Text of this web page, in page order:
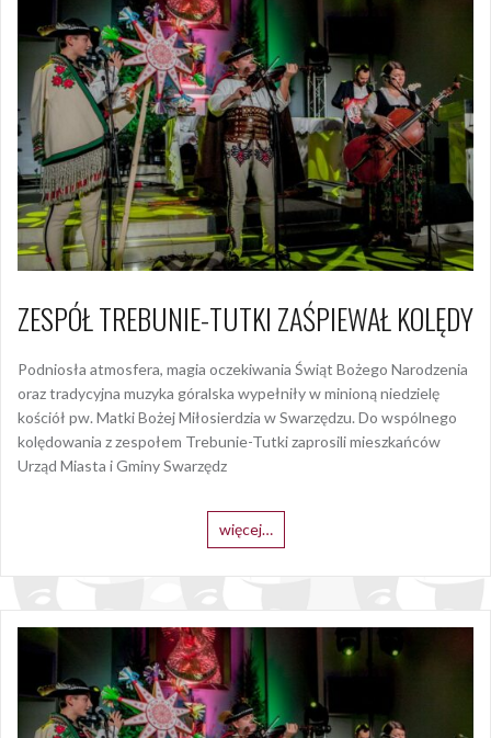
ZESPÓŁ TREBUNIE-TUTKI ZAŚPIEWAŁ KOLĘDY
Podniosła atmosfera, magia oczekiwania Świąt Bożego Narodzenia
oraz tradycyjna muzyka góralska wypełniły w minioną niedzielę
kościół pw. Matki Bożej Miłosierdzia w Swarzędzu. Do wspólnego
kolędowania z zespołem Trebunie-Tutki zaprosili mieszkańców
Urząd Miasta i Gminy Swarzędz
więcej…